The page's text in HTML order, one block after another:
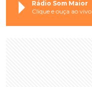
Rádio Som Maior
Clique e ouça ao vivo